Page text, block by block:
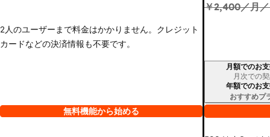
2人のユーザーまで料金はかかりません。クレジット
カードなどの決済情報も不要です。
無料機能から始める
￥2,400／月
請求期間月額でのお
月次での
年額でのお
おすすめプ